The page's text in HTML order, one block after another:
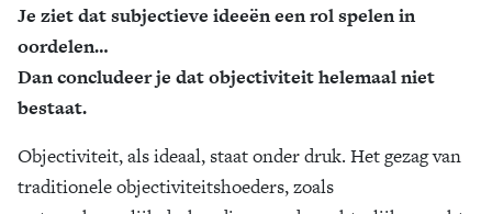
Zoek
Je ziet dat subjectieve ideeën een rol spelen in
oordelen…
Dan concludeer je dat objectiviteit helemaal niet
bestaat.
Objectiviteit, als ideaal, staat onder druk. Het gezag van
traditionele objectiviteitshoeders, zoals